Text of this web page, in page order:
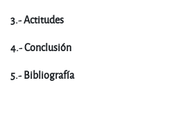
3.- Actitudes
4.- Conclusión
5.- Bibliografía